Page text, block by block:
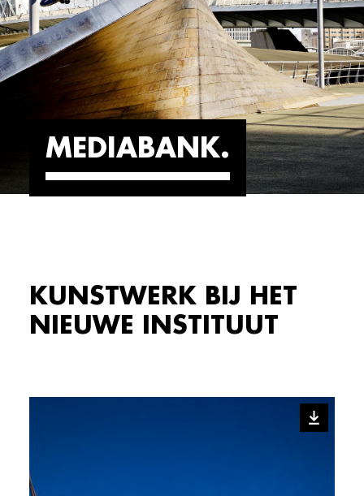
MEDIABANK
KUNSTWERK BIJ HET
NIEUWE INSTITUUT